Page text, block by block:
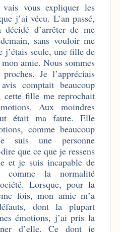
vous expliquer les
j’ai vécu. L’an passé,
d’arrêter de me
sans vouloir me
j’étais seule, une fille de
amie. Nous sommes
Je l’appréciais
comptait beaucoup
cette fille me reprochait
Aux moindres
était ma faute. Elle
comme beaucoup
suis une personne
que ce que je ressens
et je suis incapable de
comme la normalité
Lorsque, pour la
fois, mon amie m’a
dont la plupart
émotions, j’ai pris la
d’elle. Ce dont je